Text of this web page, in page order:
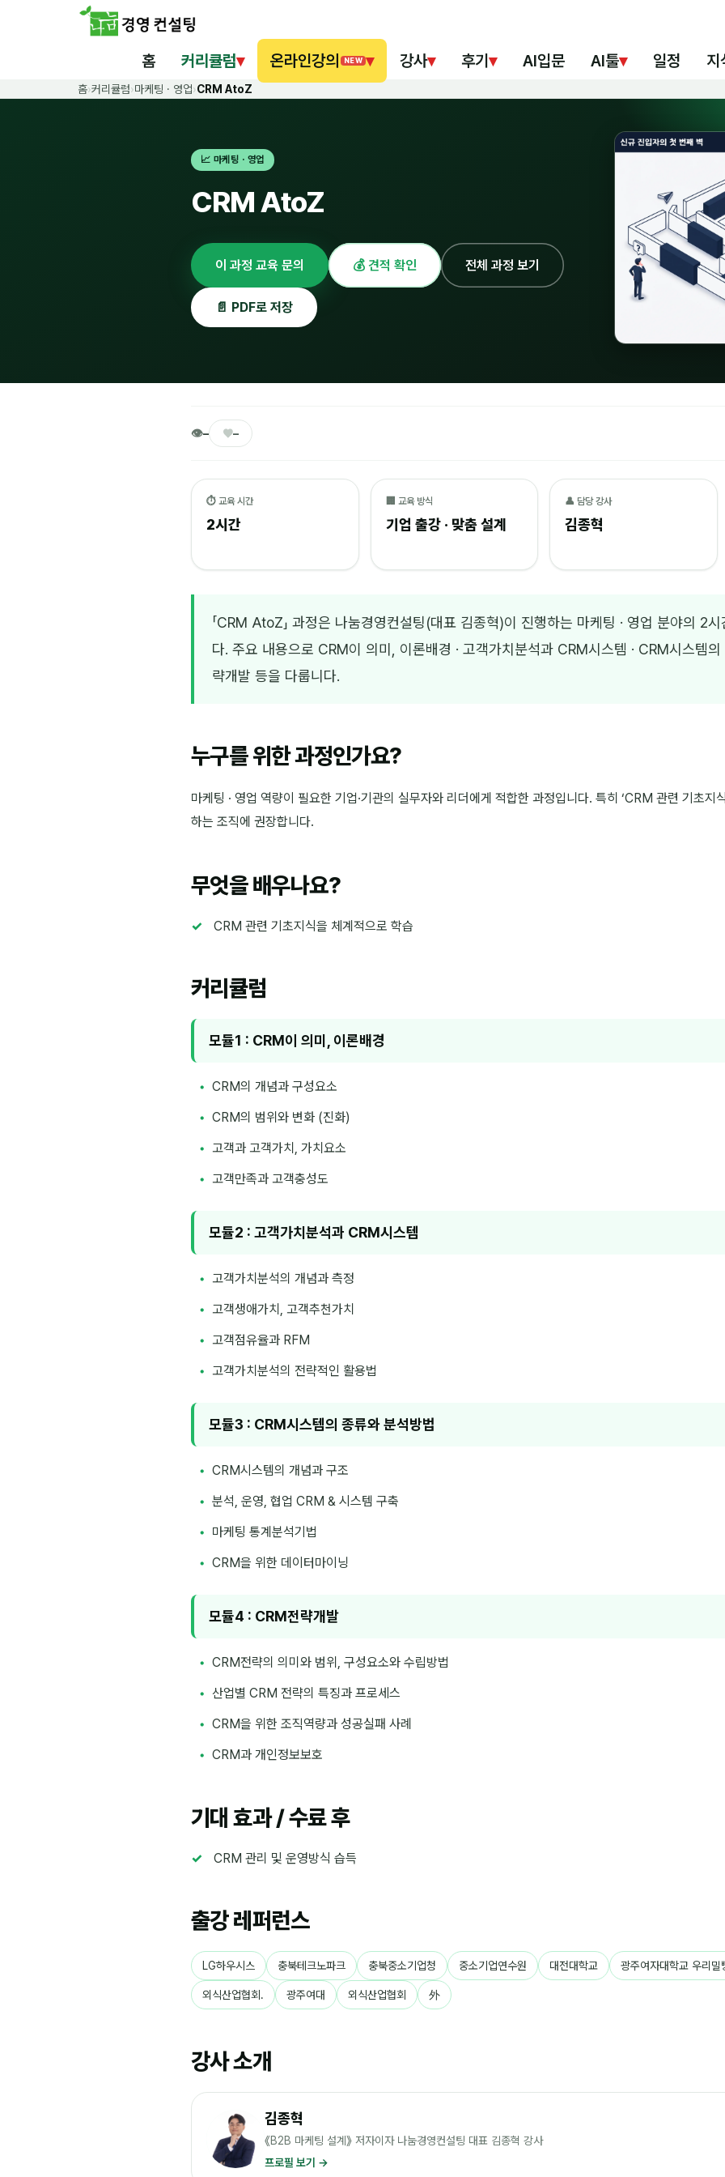
홈 커리큘럼▾ 온라인강의 NEW ▾ 강사▾ 후기 ▾ AI입문 AI툴▾ 일정 지
홈›커리큘럼›마케팅 · 영업›CRM AtoZ
📈 마케팅 · 영업
CRM AtoZ
이 과정 교육 문의 💰 견적 확인 전체 과정 보기
📄 PDF로 저장
👁– ♥–
⏱ 교육 시간
2시간
🏢 교육 방식
기업 출강 · 맞춤 설계
👤 담당 강사
김종혁
「CRM AtoZ」 과정은 나눔경영컨설팅(대표 김종혁)이 진행하는 마케팅 · 영업 분야의 2
다. 주요 내용으로 CRM이 의미, 이론배경 · 고객가치분석과 CRM시스템 · CRM시스템
략개발 등을 다룹니다.
누구를 위한 과정인가요?
마케팅 · 영업 역량이 필요한 기업·기관의 실무자와 리더에게 적합한 과정입니다. 특히 ‘CRM 관련 기초지
하는 조직에 권장합니다.
무엇을 배우나요?
CRM 관련 기초지식을 체계적으로 학습
커리큘럼
모듈1 : CRM이 의미, 이론배경
CRM의 개념과 구성요소
CRM의 범위와 변화 (진화)
고객과 고객가치, 가치요소
고객만족과 고객충성도
모듈2 : 고객가치분석과 CRM시스템
고객가치분석의 개념과 측정
고객생애가치, 고객추천가치
고객점유율과 RFM
고객가치분석의 전략적인 활용법
모듈3 : CRM시스템의 종류와 분석방법
CRM시스템의 개념과 구조
분석, 운영, 협업 CRM & 시스템 구축
마케팅 통계분석기법
CRM을 위한 데이터마이닝
모듈4 : CRM전략개발
CRM전략의 의미와 범위, 구성요소와 수립방법
산업별 CRM 전략의 특징과 프로세스
CRM을 위한 조직역량과 성공실패 사례
CRM과 개인정보보호
기대 효과 / 수료 후
CRM 관리 및 운영방식 습득
출강 레퍼런스
LG하우시스 충북테크노파크 충북중소기업청 중소기업연수원 대전대학교 광주여자대학교 우리밀
외식산업협회. 광주여대 외식산업협회 外
강사 소개
김종혁
《B2B 마케팅 설계》 저자이자 나눔경영컨설팅 대표 김종혁 강사
프로필 보기 →